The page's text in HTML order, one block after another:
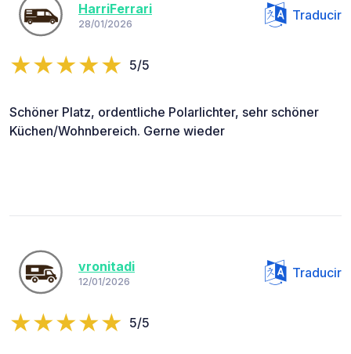
HarriFerrari
28/01/2026
Traducir
5/5
Schöner Platz, ordentliche Polarlichter, sehr schöner
Küchen/Wohnbereich. Gerne wieder
vronitadi
12/01/2026
Traducir
5/5